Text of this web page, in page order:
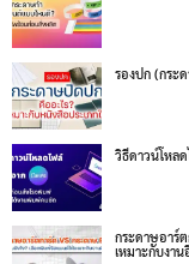
รองปก (กระ
วิธีดาวน์โหล
กระดาษอาร์
เหมาะกับงาน